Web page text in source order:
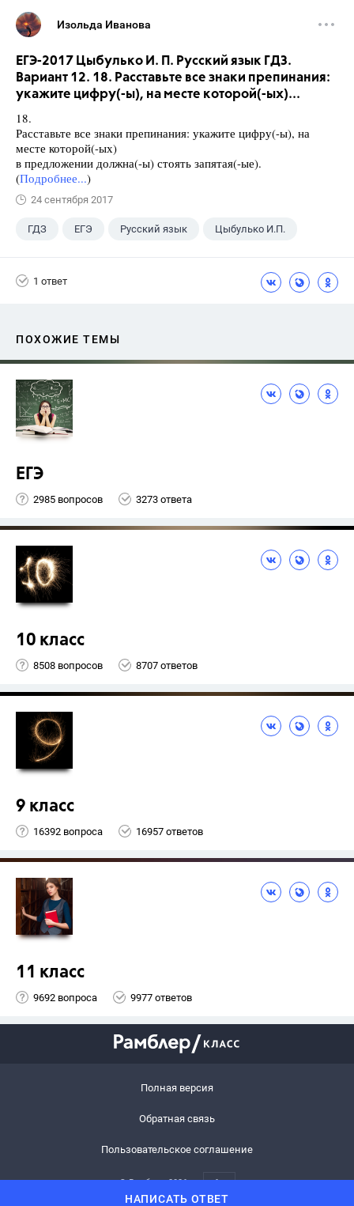
НАПИСАТЬ ОТВЕТ
Изольда Иванова
ЕГЭ-2017 Цыбулько И. П. Русский язык ГДЗ.
Вариант 12. 18. Расставьте все знаки препинания:
укажите цифру(-ы), на месте которой(-ых)...
18.
Расставьте все знаки препинания: укажите цифру(-ы), на
месте которой(-ых)
в предложении должна(-ы) стоять запятая(-ые).
(Подробнее...)
24 сентября 2017
ГДЗ ЕГЭ Русский язык Цыбулько И.П.
1 ответ
ПОХОЖИЕ ТЕМЫ
ЕГЭ
2985 вопросов 3273 ответа
10 класс
8508 вопросов 8707 ответов
9 класс
16392 вопроса 16957 ответов
11 класс
9692 вопроса 9977 ответов
Полная версия
Обратная связь
Пользовательское соглашение
© Рамблер,2026 6+